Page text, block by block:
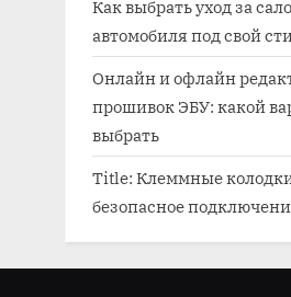
Как выбрать уход за
автомобиля под свой
Онлайн и офлайн
прошивок ЭБУ: какой
выбрать
Title: Клеммные
безопасное